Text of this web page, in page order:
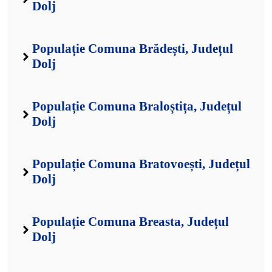
Dolj
Populație Comuna Brădești, Județul
Dolj
Populație Comuna Braloștița, Județul
Dolj
Populație Comuna Bratovoești, Județul
Dolj
Populație Comuna Breasta, Județul
Dolj